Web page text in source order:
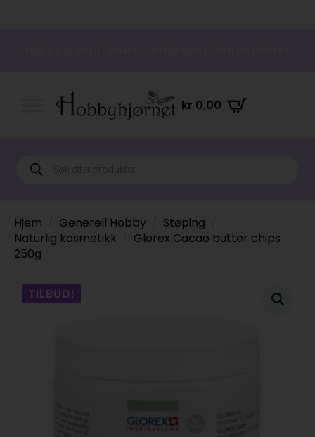
kr 0,00
Products
search
Hjem Generell Hobby
Støping
Naturlig kosmetikk
Glorex Cacao butter chips
250g
TILBUD!